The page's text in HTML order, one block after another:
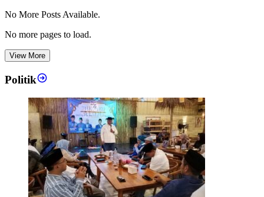
No More Posts Available.
No more pages to load.
View More
Politik